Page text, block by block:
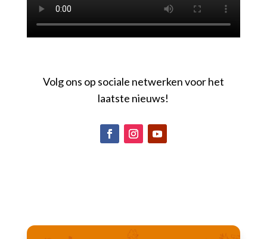
Volg ons op sociale netwerken voor het
laatste nieuws!